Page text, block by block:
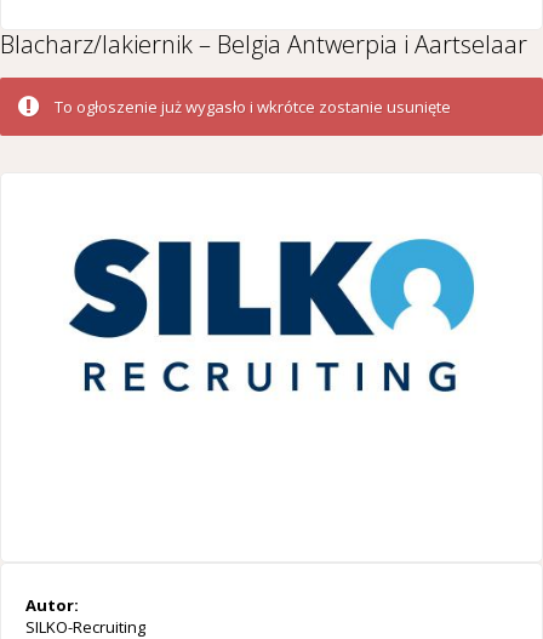
Blacharz/lakiernik – Belgia Antwerpia i Aartselaar
To ogłoszenie już wygasło i wkrótce zostanie usunięte
Autor:
SILKO-Recruiting